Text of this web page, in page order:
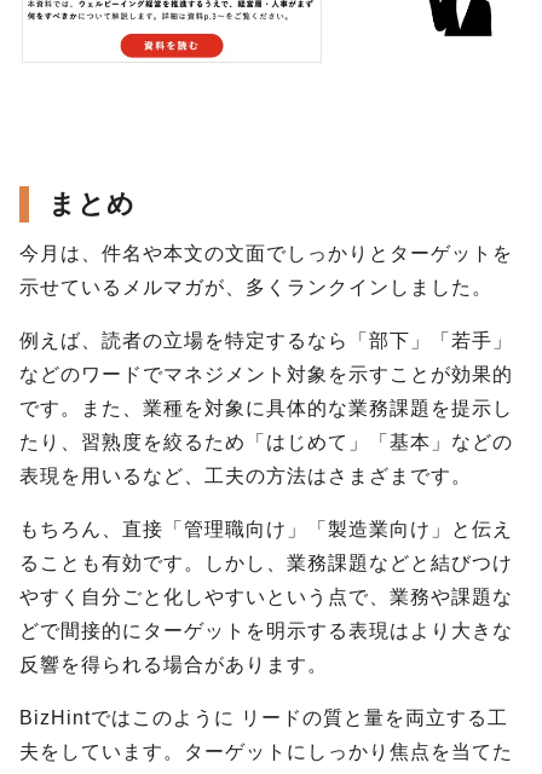
まとめ
今月は、件名や本文の文面でしっかりとターゲットを
示せているメルマガが、多くランクインしました。
例えば、読者の立場を特定するなら「部下」「若手」
などのワードでマネジメント対象を示すことが効果的
です。また、業種を対象に具体的な業務課題を提示し
たり、習熟度を絞るため「はじめて」「基本」などの
表現を用いるなど、工夫の方法はさまざまです。
もちろん、直接「管理職向け」「製造業向け」と伝え
ることも有効です。しかし、業務課題などと結びつけ
やすく自分ごと化しやすいという点で、業務や課題な
どで間接的にターゲットを明示する表現はより大きな
反響を得られる場合があります。
BizHintではこのように リードの質と量を両立する工
夫をしています。ターゲットにしっかり焦点を当てた